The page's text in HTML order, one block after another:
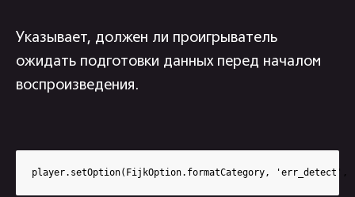
Указывает, должен ли проигрыватель
ожидать подготовки данных перед началом
воспроизведения.
player.setOption(FijkOption.formatCategory,